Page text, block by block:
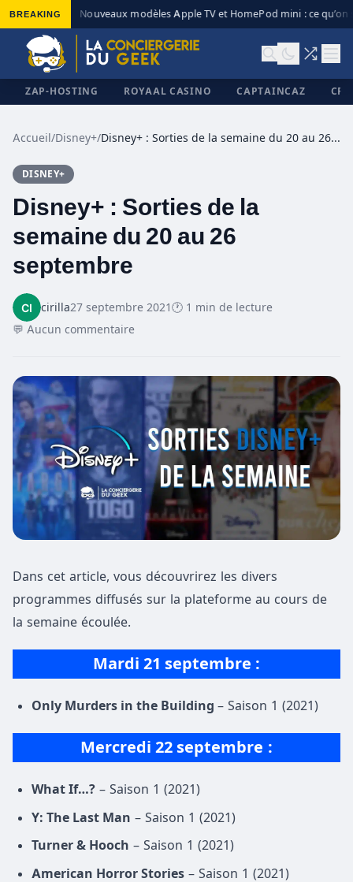
BREAKING Nouveaux modèles Apple TV et HomePod mini : ce qu’on
ZAP-HOSTING ROYAAL CASINO CAPTAINCAZ
Accueil/Disney+/ Disney+ : Sorties de la semaine du 20 au 26 septembre
DISNEY+
Disney+ : Sorties de la
semaine du 20 au 26
septembre
cirilla27 septembre 2021🕐 1 min de lecture
💬 Aucun commentaire
Dans cet article, vous découvrirez les divers
programmes diffusés sur la plateforme au cours de
la semaine écoulée.
Mardi 21 septembre :
Only Murders in the Building – Saison 1 (2021)
Mercredi 22 septembre :
What If…? – Saison 1 (2021)
Y: The Last Man – Saison 1 (2021)
Turner & Hooch – Saison 1 (2021)
American Horror Stories – Saison 1 (2021)